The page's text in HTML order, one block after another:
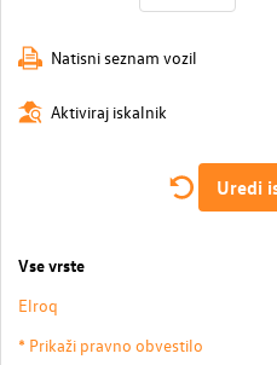
Natisni seznam vozil
Aktiviraj iskalnik
Uredi
Vse vrste
Elroq
* Prikaži pravno obvestilo